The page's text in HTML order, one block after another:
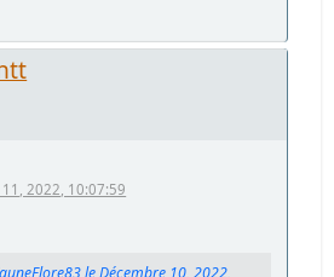
2022, 10:07:59
le Décembre 10, 2022,